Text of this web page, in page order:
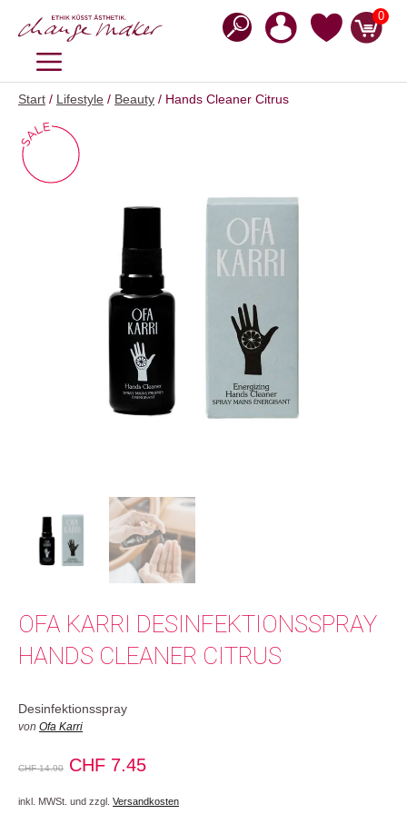
Inhalt
0
MENÜ
Start / Lifestyle / Beauty / Hands Cleaner Citrus
OFA KARRI DESINFEKTIONSSPRAY
HANDS CLEANER CITRUS
Desinfektionsspray
von Ofa Karri
CHF14.90
Ursprünglicher
CHF 7.45Aktueller
inkl. MWSt. und zzgl. Versandkosten